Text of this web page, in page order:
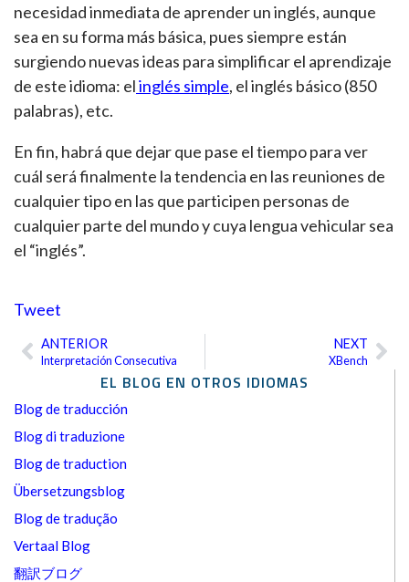
EL BLOG EN OTROS IDIOMAS
Blog de traducción
Blog di traduzione
Blog de traduction
Übersetzungsblog
Blog de tradução
Vertaal Blog
翻訳ブログ
necesidad inmediata de aprender un inglés, aunque
sea en su forma más básica, pues siempre están
surgiendo nuevas ideas para simplificar el aprendizaje
de este idioma: elinglés simple, el inglés básico (850
palabras), etc.
En fin, habrá que dejar que pase el tiempo para ver
cuál será finalmente la tendencia en las reuniones de
cualquier tipo en las que participen personas de
cualquier parte del mundo y cuya lengua vehicular sea
el “inglés”.
Tweet
AntANTERIOR
Interpretación Consecutiva
NEXT
XBench